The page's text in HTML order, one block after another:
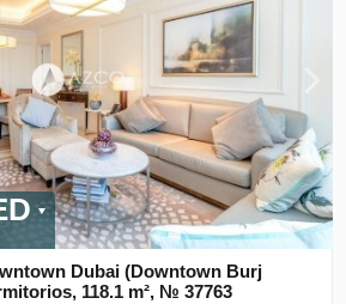
Dubai (Downtown Burj
118.1 m², № 37763